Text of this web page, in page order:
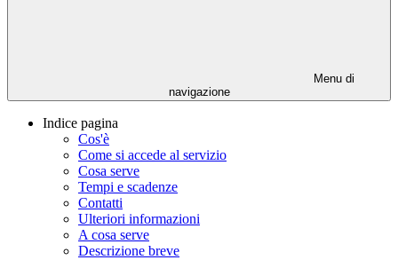
Menu di
navigazione
Indice pagina
Cos'è
Come si accede al servizio
Cosa serve
Tempi e scadenze
Contatti
Ulteriori informazioni
A cosa serve
Descrizione breve